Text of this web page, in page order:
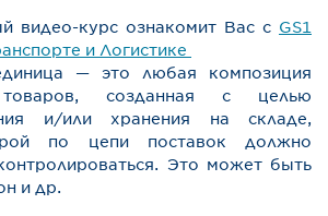
видео-курс ознакомит Вас с GS1
и Логистике
— это любая композиция
товаров, созданная с целью
и/или хранения на складе,
по цепи поставок должно
Это может быть
и др.